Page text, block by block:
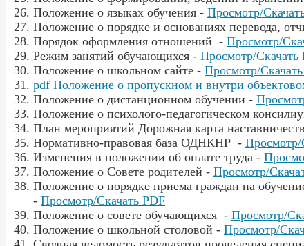
Положение о языках обучения - Просмотр/
Положение о порядке и основаниях перевода,
Порядок оформления отношений - Просмотр/
Режим занятий обучающихся - Просмотр/Скачать
Положение о школьном сайте - Просмотр/
pdf Положение о пропускном и внутри
Положение о дистанционном обучении -
Положение о психолого-педагогическом
План мероприятий Дорожная карта
Нормативно-правовая база ОДНКНР - Просмотр/
Изменения в положении об оплате труда -
Положение о Совете родителей - Просмотр/
Положение о порядке приема граждан на
- Просмотр/Скачать PDF
Положение о совете обучающихся - Просмотр/
Положение о школьной столовой - Просмотр/